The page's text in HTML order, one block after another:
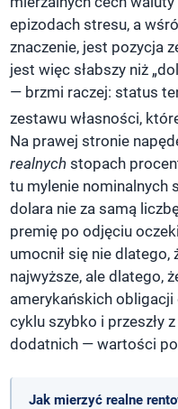
epizodach stresu, a
znaczenie, jest pozycja
jest więc słabszy niż
— brzmi raczej: status
zestawu własności,
Na prawej stronie
realnych stopach
tu mylenie nominalnych
dolara nie za samą
premię po odjęciu
umocnił się nie dlatego,
najwyższe, ale dlatego,
amerykańskich
cyklu szybko i przeszły
dodatnich — wartości
Jak mierzyć realne